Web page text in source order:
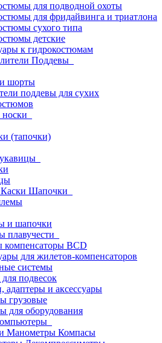
для подводной охоты
для фридайвинга и триатлона
сухого типа
детские
к гидрокостюмам
Поддевы
шорты
поддевы для сухих
носки
(тапочки)
Шапочки
и шапочки
плавучести
BCD
для жилетов-компенсаторов
системы
подвесок
адаптеры и аксессуары
грузовые
для оборудования
Манометры Компасы